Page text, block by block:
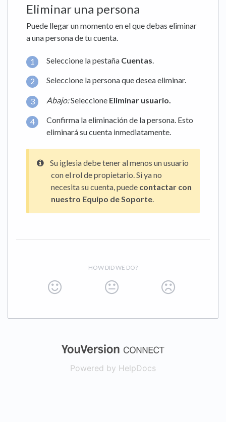
Eliminar una persona
Puede llegar un momento en el que debas eliminar
a una persona de tu cuenta.
Seleccione la pestaña Cuentas
Seleccione la persona que desea eliminar.
Abajo:Seleccione Eliminar usuario.
Confirma la eliminación de la persona. Esto
eliminará su cuenta inmediatamente.
Su iglesia debe tener al menos un usuario
con el rol de propietario. Si ya no
necesita su cuenta, puede contactar con
nuestro Equipo de Soporte.
HOW DID WE DO?
(opens in a
Powered by HelpDocs